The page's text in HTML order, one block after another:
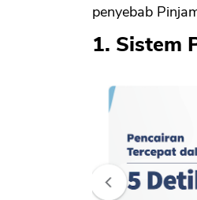
penyebab
1. Sistem